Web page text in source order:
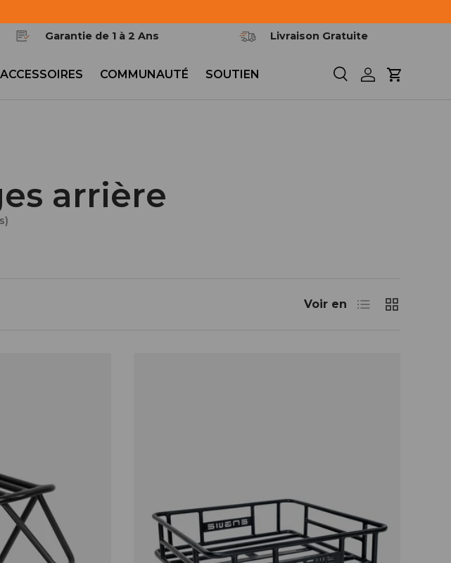
Garantie de 1 à 2 Ans Livraison Gratuite
Recherche
Se connecter
Panier
ACCESSOIRES COMMUNAUTÉ SOUTIEN
arrière
Voir en Liste Grille